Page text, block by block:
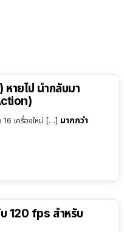
ายไป นำกลับมา
เครื่องใหม่ […] มากกว่า
120 fps สำหรับ